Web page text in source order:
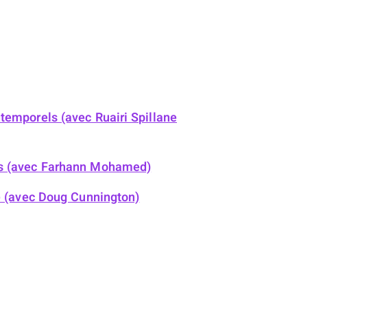
(avec Ruairi Spillane
Farhann Mohamed)
Doug Cunnington)